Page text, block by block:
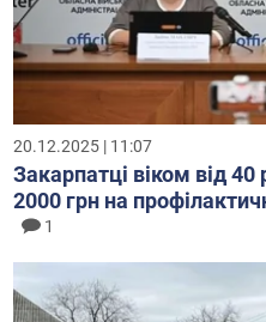
20.12.2025 | 11:07
Закарпатці віком від
2000 грн на
1